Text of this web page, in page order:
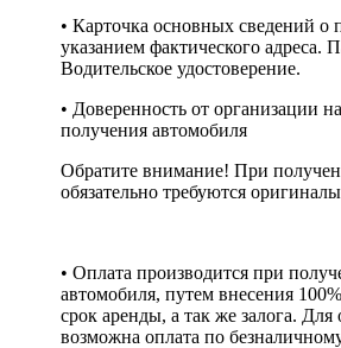
• Карточка основных сведений о
указанием фактического адреса.
Водительское удостоверение.
• Доверенность от организации
получения автомобиля
Обратите внимание! При
обязательно требуются
• Оплата производится при
автомобиля, путем внесения
срок аренды, а так же залога. Для
возможна оплата по